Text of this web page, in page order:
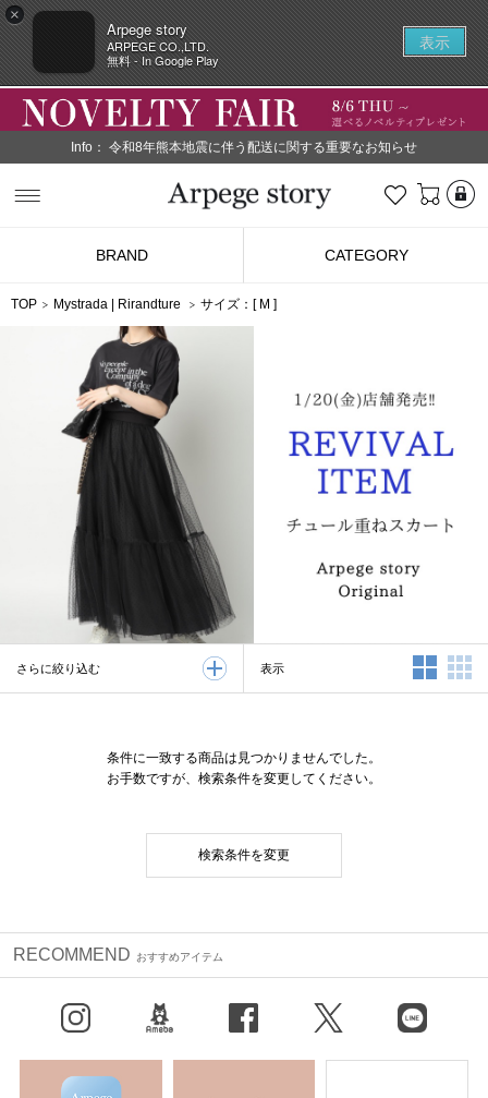
×
Arpege story
ARPEGE CO.,LTD.
無料 - In Google Play
表示
Info： 令和8年熊本地震に伴う配送に関する重要なお知らせ
お気に入り
BRAND CATEGORY
TOP Mystrada Rirandture サイズ：[ M ]
さらに絞り込む 表示 2列表示
条件に一致する商品は見つかりませんでした。
お手数ですが、検索条件を変更してください。
検索条件を変更
RECOMMEND おすすめアイテム
X（旧Twitter） LINE